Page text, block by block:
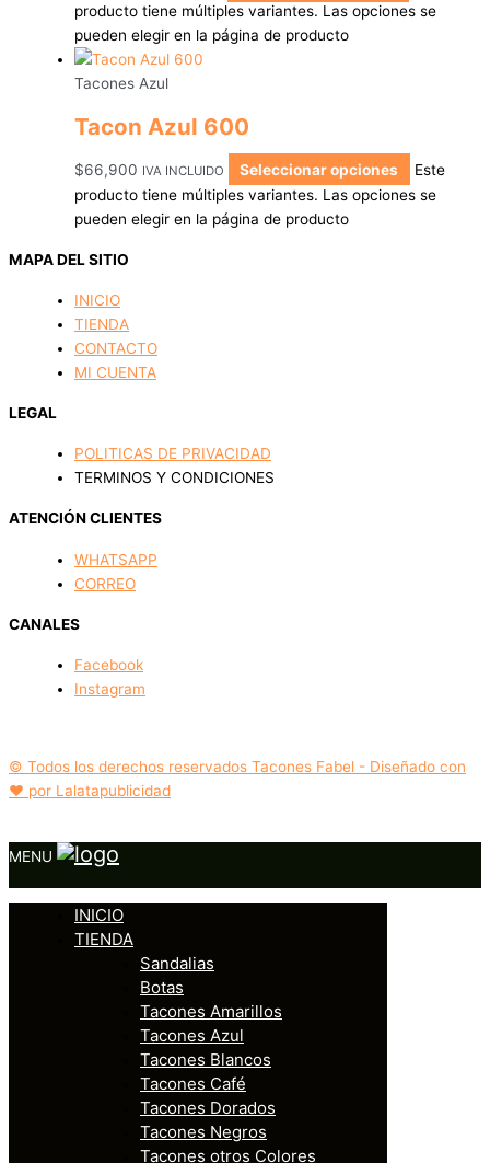
producto tiene múltiples variantes. Las opciones se
pueden elegir en la página de producto
Tacones Azul
Tacon Azul 600
$66,900 IVA INCLUIDO Seleccionar opciones
Este
producto tiene múltiples variantes. Las opciones se
pueden elegir en la página de producto
MAPA DEL SITIO
INICIO
TIENDA
CONTACTO
MI CUENTA
LEGAL
POLITICAS DE PRIVACIDAD
TERMINOS Y CONDICIONES
ATENCIÓN CLIENTES
WHATSAPP
CORREO
CANALES
Facebook
Instagram
© Todos los derechos reservados Tacones Fabel - Diseñado con
❤️ por Lalatapublicidad
MENU
INICIO
TIENDA
Sandalias
Botas
Tacones Amarillos
Tacones Azul
Tacones Blancos
Tacones Café
Tacones Dorados
Tacones Negros
Tacones otros Colores